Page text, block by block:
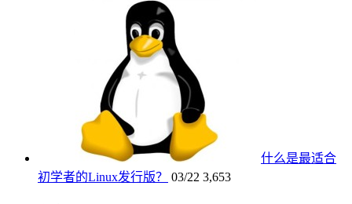
什么是最适合
初学者的Linux发行版？
03/22 3,653